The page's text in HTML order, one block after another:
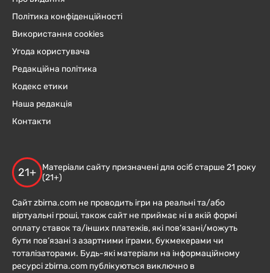
Політика конфіденційності
Використання cookies
Угода користувача
Редакційна політика
Кодекс етики
Наша редакція
Контакти
21+
Матеріали сайту призначені для осіб старше 21 року
(21+)
Сайт zbirna.com не проводить ігри на реальні та/або
віртуальні гроші, також сайт не приймає ні в якій формі
оплату ставок та/інших платежів, які пов’язані/можуть
бути пов’язані з азартними іграми, букмекерами чи
тоталізаторами. Будь-які матеріали на інформаційному
ресурсі zbirna.com публікуються виключно в